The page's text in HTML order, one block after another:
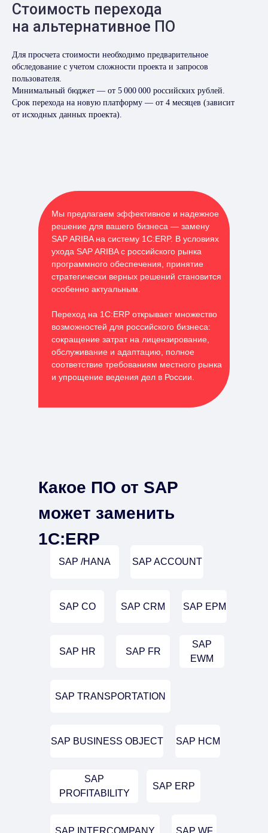
Стоимость перехода
на альтернативное ПО
Для просчета стоимости необходимо предварительное
обследование с учетом сложности проекта и запросов
пользователя.
Минимальный бюджет — от 5 000 000 российских рублей.
Срок перехода на новую платформу — от 4 месяцев (зависит
от исходных данных проекта).
Мы предлагаем эффективное и надежное
решение для вашего бизнеса — замену
SAP ARIBA на систему 1С:ERP. В условиях
ухода SAP ARIBA с российского рынка
программного обеспечения, принятие
стратегически верных решений становится
особенно актуальным.
Переход на 1С:ERP открывает множество
возможностей для российского бизнеса:
сокращение затрат на лицензирование,
обслуживание и адаптацию, полное
соответствие требованиям местного рынка
и упрощение ведения дел в России.
SAP /HANA SAP ACCOUNT
SAP BUSINESS OBJECT
SAP CO SAP CRM SAP EPM
SAP ERP
SAP HCM
SAP HR SAP FR
SAP
PROFITABILITY
SAP TRANSPORTATION
SAP WF
SAP INTERCOMPANY
SAP
EWM
Какое ПО от SAP
может заменить
1С:ERP